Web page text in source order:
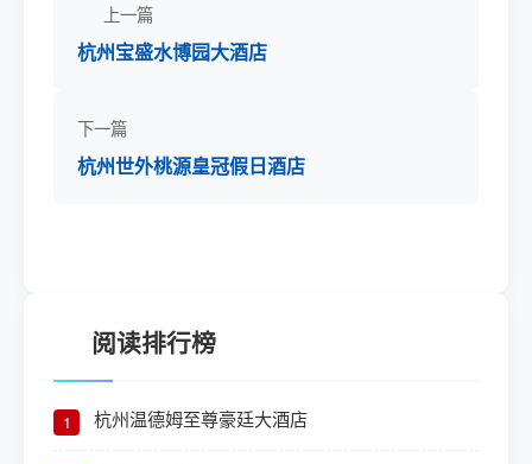
上一篇
杭州宝盛水博园大酒店
下一篇
杭州世外桃源皇冠假日酒店
阅读排行榜
1 杭州温德姆至尊豪廷大酒店